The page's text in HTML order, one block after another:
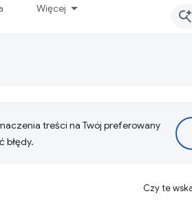
Więcej
treści na Twój preferowany
błędy.
Czy te